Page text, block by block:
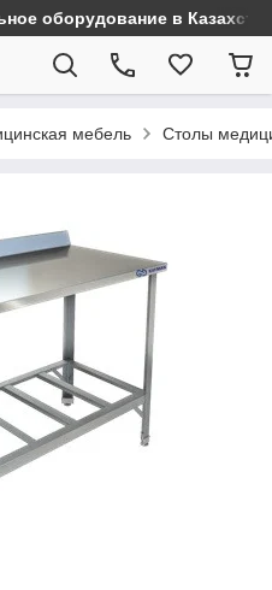
оборудование в
мебель Столы